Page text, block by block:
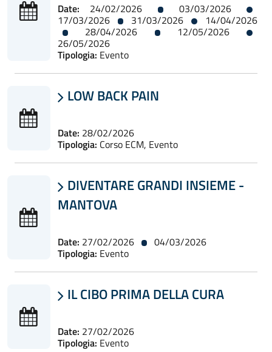
Date: 24/02/2026 03/03/2026
17/03/2026 31/03/2026 14/04/2026
28/04/2026 12/05/2026
26/05/2026
Tipologia: Evento
 LOW BACK PAIN
Date: 28/02/2026
Tipologia: Corso ECM, Evento
 DIVENTARE GRANDI INSIEME -
MANTOVA
Date: 27/02/2026 04/03/2026
Tipologia: Evento
 IL CIBO PRIMA DELLA CURA
Date: 27/02/2026
Tipologia: Evento